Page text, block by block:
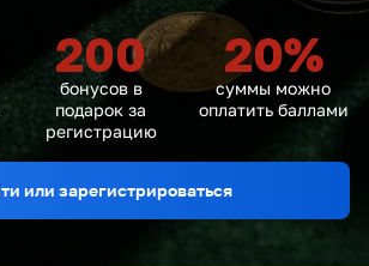
200
бонусов в
подарок за
регистрацию
20%
суммы можно
оплатить баллами
или зарегистрироваться